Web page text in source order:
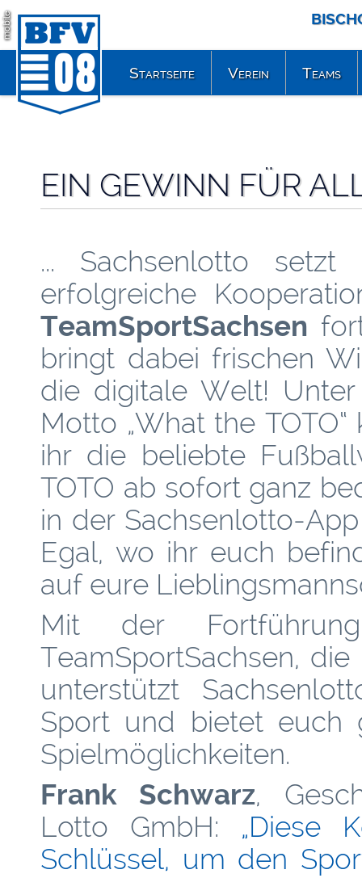
mobile
EIN GEWINN FÜR
... Sachsenlotto setzt
erfolgreiche
TeamSportSachsen
bringt dabei frischen
die digitale Welt!
Motto „What the TOTO“
ihr die beliebte
TOTO ab sofort ganz
in der Sachsenlotto-
Egal, wo ihr euch
auf eure
Mit der
TeamSportSachsen,
unterstützt
Sport und bietet euch
Spielmöglichkeiten.
Frank Schwarz,
Lotto GmbH: „Diese
Schlüssel, um den
Startseite Verein Teams